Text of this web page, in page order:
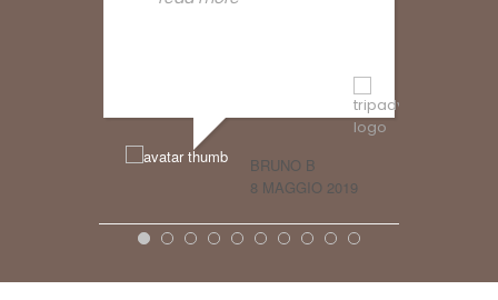
BRUNO B
8 MAGGIO 2019